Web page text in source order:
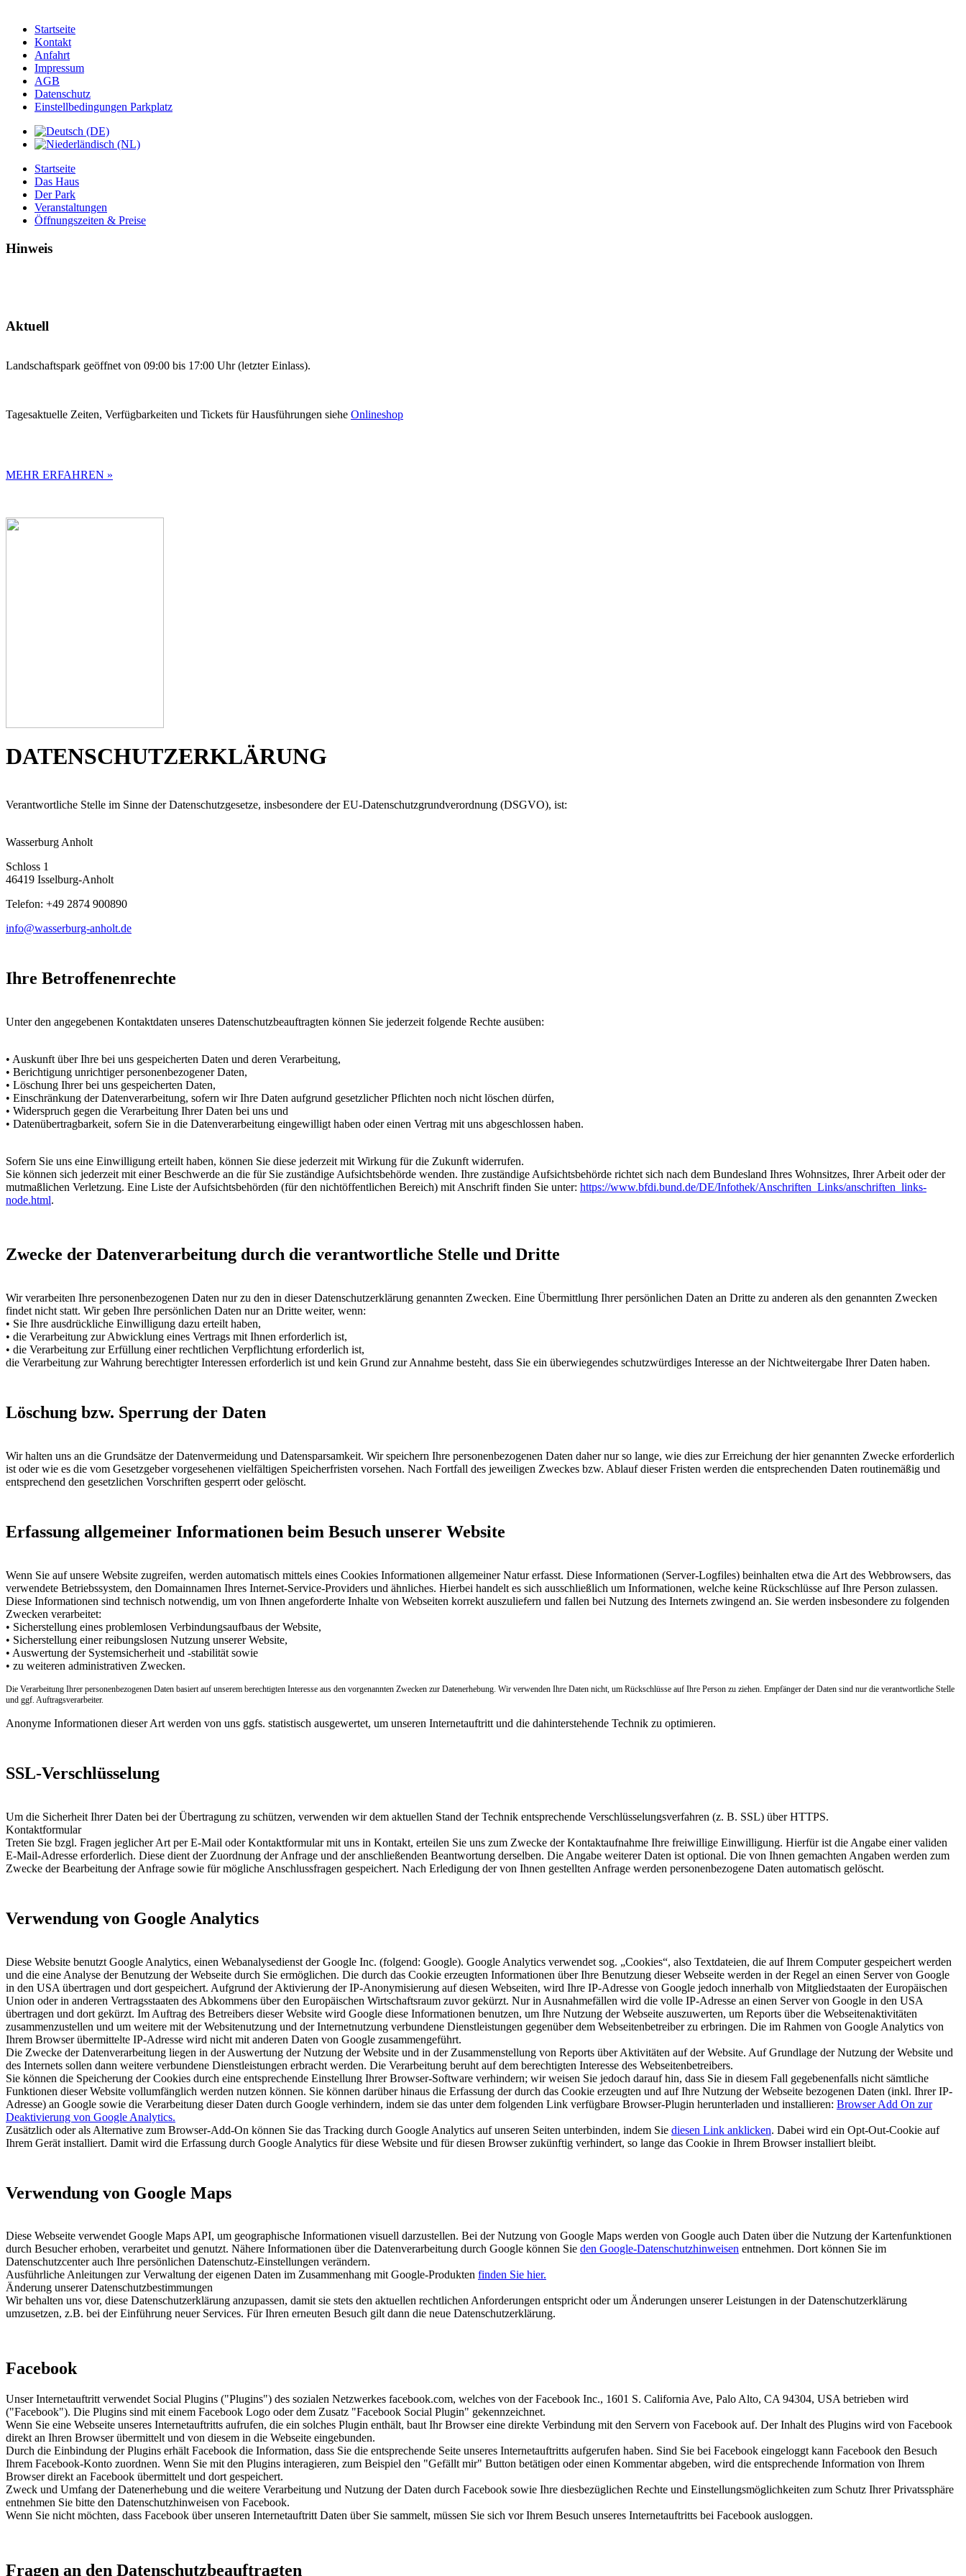
Startseite
Kontakt
Anfahrt
Impressum
AGB
Datenschutz
Einstellbedingungen Parkplatz
Startseite
Das Haus
Der Park
Veranstaltungen
Öffnungszeiten & Preise
Hinweis
Aktuell
Landschaftspark geöffnet von 09:00 bis 17:00 Uhr (letzter Einlass).
Tagesaktuelle Zeiten, Verfügbarkeiten und Tickets für Hausführungen siehe Onlineshop
MEHR ERFAHREN »
DATENSCHUTZERKLÄRUNG
Verantwortliche Stelle im Sinne der Datenschutzgesetze, insbesondere der EU-Datenschutzgrundverordnung (DSGVO), ist:
Wasserburg Anholt
Schloss 1
46419 Isselburg-Anholt
Telefon: +49 2874 900890
info@wasserburg-anholt.de
Ihre Betroffenenrechte
Unter den angegebenen Kontaktdaten unseres Datenschutzbeauftragten können Sie jederzeit folgende Rechte ausüben:
• Auskunft über Ihre bei uns gespeicherten Daten und deren Verarbeitung,
• Berichtigung unrichtiger personenbezogener Daten,
• Löschung Ihrer bei uns gespeicherten Daten,
• Einschränkung der Datenverarbeitung, sofern wir Ihre Daten aufgrund gesetzlicher Pflichten noch nicht löschen dürfen,
• Widerspruch gegen die Verarbeitung Ihrer Daten bei uns und
• Datenübertragbarkeit, sofern Sie in die Datenverarbeitung eingewilligt haben oder einen Vertrag mit uns abgeschlossen haben.
Sofern Sie uns eine Einwilligung erteilt haben, können Sie diese jederzeit mit Wirkung für die Zukunft widerrufen.
Sie können sich jederzeit mit einer Beschwerde an die für Sie zuständige Aufsichtsbehörde wenden. Ihre zuständige Aufsichtsbehörde richtet sich nach dem Bundesland Ihres Wohnsitzes, Ihrer Arbeit oder der
mutmaßlichen Verletzung. Eine Liste der Aufsichtsbehörden (für den nichtöffentlichen Bereich) mit Anschrift finden Sie unter: https://www.bfdi.bund.de/DE/Infothek/Anschriften_Links/anschriften_links-
node.html.
Zwecke der Datenverarbeitung durch die verantwortliche Stelle und Dritte
Wir verarbeiten Ihre personenbezogenen Daten nur zu den in dieser Datenschutzerklärung genannten Zwecken. Eine Übermittlung Ihrer persönlichen Daten an Dritte zu anderen als den genannten Zwecken
findet nicht statt. Wir geben Ihre persönlichen Daten nur an Dritte weiter, wenn:
• Sie Ihre ausdrückliche Einwilligung dazu erteilt haben,
• die Verarbeitung zur Abwicklung eines Vertrags mit Ihnen erforderlich ist,
• die Verarbeitung zur Erfüllung einer rechtlichen Verpflichtung erforderlich ist,
die Verarbeitung zur Wahrung berechtigter Interessen erforderlich ist und kein Grund zur Annahme besteht, dass Sie ein überwiegendes schutzwürdiges Interesse an der Nichtweitergabe Ihrer Daten haben.
Löschung bzw. Sperrung der Daten
Wir halten uns an die Grundsätze der Datenvermeidung und Datensparsamkeit. Wir speichern Ihre personenbezogenen Daten daher nur so lange, wie dies zur Erreichung der hier genannten Zwecke erforderlich
ist oder wie es die vom Gesetzgeber vorgesehenen vielfältigen Speicherfristen vorsehen. Nach Fortfall des jeweiligen Zweckes bzw. Ablauf dieser Fristen werden die entsprechenden Daten routinemäßig und
entsprechend den gesetzlichen Vorschriften gesperrt oder gelöscht.
Erfassung allgemeiner Informationen beim Besuch unserer Website
Wenn Sie auf unsere Website zugreifen, werden automatisch mittels eines Cookies Informationen allgemeiner Natur erfasst. Diese Informationen (Server-Logfiles) beinhalten etwa die Art des Webbrowsers, das
verwendete Betriebssystem, den Domainnamen Ihres Internet-Service-Providers und ähnliches. Hierbei handelt es sich ausschließlich um Informationen, welche keine Rückschlüsse auf Ihre Person zulassen.
Diese Informationen sind technisch notwendig, um von Ihnen angeforderte Inhalte von Webseiten korrekt auszuliefern und fallen bei Nutzung des Internets zwingend an. Sie werden insbesondere zu folgenden
Zwecken verarbeitet:
• Sicherstellung eines problemlosen Verbindungsaufbaus der Website,
• Sicherstellung einer reibungslosen Nutzung unserer Website,
• Auswertung der Systemsicherheit und -stabilität sowie
• zu weiteren administrativen Zwecken.
Die Verarbeitung Ihrer personenbezogenen Daten basiert auf unserem berechtigten Interesse aus den vorgenannten Zwecken zur Datenerhebung. Wir verwenden Ihre Daten nicht, um Rückschlüsse auf Ihre Person zu ziehen. Empfänger der Daten sind nur die verantwortliche Stelle
und ggf. Auftragsverarbeiter.
Anonyme Informationen dieser Art werden von uns ggfs. statistisch ausgewertet, um unseren Internetauftritt und die dahinterstehende Technik zu optimieren.
SSL-Verschlüsselung
Um die Sicherheit Ihrer Daten bei der Übertragung zu schützen, verwenden wir dem aktuellen Stand der Technik entsprechende Verschlüsselungsverfahren (z. B. SSL) über HTTPS.
Kontaktformular
Treten Sie bzgl. Fragen jeglicher Art per E-Mail oder Kontaktformular mit uns in Kontakt, erteilen Sie uns zum Zwecke der Kontaktaufnahme Ihre freiwillige Einwilligung. Hierfür ist die Angabe einer validen
E-Mail-Adresse erforderlich. Diese dient der Zuordnung der Anfrage und der anschließenden Beantwortung derselben. Die Angabe weiterer Daten ist optional. Die von Ihnen gemachten Angaben werden zum
Zwecke der Bearbeitung der Anfrage sowie für mögliche Anschlussfragen gespeichert. Nach Erledigung der von Ihnen gestellten Anfrage werden personenbezogene Daten automatisch gelöscht.
Verwendung von Google Analytics
Diese Website benutzt Google Analytics, einen Webanalysedienst der Google Inc. (folgend: Google). Google Analytics verwendet sog. „Cookies“, also Textdateien, die auf Ihrem Computer gespeichert werden
und die eine Analyse der Benutzung der Webseite durch Sie ermöglichen. Die durch das Cookie erzeugten Informationen über Ihre Benutzung dieser Webseite werden in der Regel an einen Server von Google
in den USA übertragen und dort gespeichert. Aufgrund der Aktivierung der IP-Anonymisierung auf diesen Webseiten, wird Ihre IP-Adresse von Google jedoch innerhalb von Mitgliedstaaten der Europäischen
Union oder in anderen Vertragsstaaten des Abkommens über den Europäischen Wirtschaftsraum zuvor gekürzt. Nur in Ausnahmefällen wird die volle IP-Adresse an einen Server von Google in den USA
übertragen und dort gekürzt. Im Auftrag des Betreibers dieser Website wird Google diese Informationen benutzen, um Ihre Nutzung der Webseite auszuwerten, um Reports über die Webseitenaktivitäten
zusammenzustellen und um weitere mit der Websitenutzung und der Internetnutzung verbundene Dienstleistungen gegenüber dem Webseitenbetreiber zu erbringen. Die im Rahmen von Google Analytics von
Ihrem Browser übermittelte IP-Adresse wird nicht mit anderen Daten von Google zusammengeführt.
Die Zwecke der Datenverarbeitung liegen in der Auswertung der Nutzung der Website und in der Zusammenstellung von Reports über Aktivitäten auf der Website. Auf Grundlage der Nutzung der Website und
des Internets sollen dann weitere verbundene Dienstleistungen erbracht werden. Die Verarbeitung beruht auf dem berechtigten Interesse des Webseitenbetreibers.
Sie können die Speicherung der Cookies durch eine entsprechende Einstellung Ihrer Browser-Software verhindern; wir weisen Sie jedoch darauf hin, dass Sie in diesem Fall gegebenenfalls nicht sämtliche
Funktionen dieser Website vollumfänglich werden nutzen können. Sie können darüber hinaus die Erfassung der durch das Cookie erzeugten und auf Ihre Nutzung der Webseite bezogenen Daten (inkl. Ihrer IP-
Adresse) an Google sowie die Verarbeitung dieser Daten durch Google verhindern, indem sie das unter dem folgenden Link verfügbare Browser-Plugin herunterladen und installieren: Browser Add On zur
Deaktivierung von Google Analytics.
Zusätzlich oder als Alternative zum Browser-Add-On können Sie das Tracking durch Google Analytics auf unseren Seiten unterbinden, indem Sie diesen Link anklicken. Dabei wird ein Opt-Out-Cookie auf
Ihrem Gerät installiert. Damit wird die Erfassung durch Google Analytics für diese Website und für diesen Browser zukünftig verhindert, so lange das Cookie in Ihrem Browser installiert bleibt.
Verwendung von Google Maps
Diese Webseite verwendet Google Maps API, um geographische Informationen visuell darzustellen. Bei der Nutzung von Google Maps werden von Google auch Daten über die Nutzung der Kartenfunktionen
durch Besucher erhoben, verarbeitet und genutzt. Nähere Informationen über die Datenverarbeitung durch Google können Sie den Google-Datenschutzhinweisen entnehmen. Dort können Sie im
Datenschutzcenter auch Ihre persönlichen Datenschutz-Einstellungen verändern.
Ausführliche Anleitungen zur Verwaltung der eigenen Daten im Zusammenhang mit Google-Produkten finden Sie hier.
Änderung unserer Datenschutzbestimmungen
Wir behalten uns vor, diese Datenschutzerklärung anzupassen, damit sie stets den aktuellen rechtlichen Anforderungen entspricht oder um Änderungen unserer Leistungen in der Datenschutzerklärung
umzusetzen, z.B. bei der Einführung neuer Services. Für Ihren erneuten Besuch gilt dann die neue Datenschutzerklärung.
Facebook
Unser Internetauftritt verwendet Social Plugins ("Plugins") des sozialen Netzwerkes facebook.com, welches von der Facebook Inc., 1601 S. California Ave, Palo Alto, CA 94304, USA betrieben wird
("Facebook"). Die Plugins sind mit einem Facebook Logo oder dem Zusatz "Facebook Social Plugin" gekennzeichnet.
Wenn Sie eine Webseite unseres Internetauftritts aufrufen, die ein solches Plugin enthält, baut Ihr Browser eine direkte Verbindung mit den Servern von Facebook auf. Der Inhalt des Plugins wird von Facebook
direkt an Ihren Browser übermittelt und von diesem in die Webseite eingebunden.
Durch die Einbindung der Plugins erhält Facebook die Information, dass Sie die entsprechende Seite unseres Internetauftritts aufgerufen haben. Sind Sie bei Facebook eingeloggt kann Facebook den Besuch
Ihrem Facebook-Konto zuordnen. Wenn Sie mit den Plugins interagieren, zum Beispiel den "Gefällt mir" Button betätigen oder einen Kommentar abgeben, wird die entsprechende Information von Ihrem
Browser direkt an Facebook übermittelt und dort gespeichert.
Zweck und Umfang der Datenerhebung und die weitere Verarbeitung und Nutzung der Daten durch Facebook sowie Ihre diesbezüglichen Rechte und Einstellungsmöglichkeiten zum Schutz Ihrer Privatssphäre
entnehmen Sie bitte den Datenschutzhinweisen von Facebook.
Wenn Sie nicht möchten, dass Facebook über unseren Internetauftritt Daten über Sie sammelt, müssen Sie sich vor Ihrem Besuch unseres Internetauftritts bei Facebook ausloggen.
Fragen an den Datenschutzbeauftragten